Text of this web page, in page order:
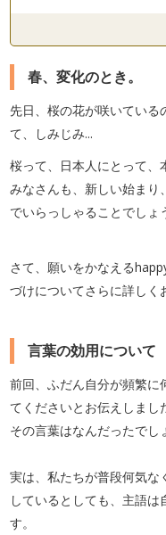
春、変化のとき。
先日、桜の花が咲いている
て、しみじみ...
桜って、日本人にとって、
みなさんも、新しい始ま
でいらっしゃることでしょ
さて、願いをかなえる
づけについてさらに詳しく
言葉の効用について
前回、ふだん自分が頻繁に
てくださいとお伝えしまし
その言葉はなんだったでし
実は、私たちが普段何気
しているとしても、主語
す。